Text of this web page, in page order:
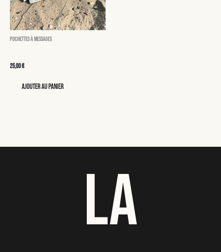
Pochettes à messages
25,00€
Ajouter au panier
LA